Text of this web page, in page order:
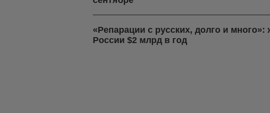
«Репарации с русских, долго и
России $2 млрд в год